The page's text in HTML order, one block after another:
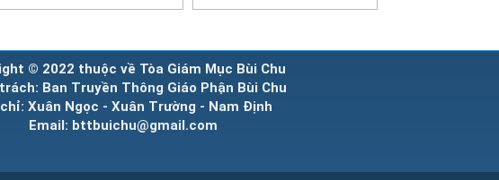
© 2022 thuộc về Tòa Giám Mục Bùi Chu
Ban Truyền Thông Giáo Phận Bùi Chu
Xuân Ngọc - Xuân Trường - Nam Định
Email: bttbuichu@gmail.com